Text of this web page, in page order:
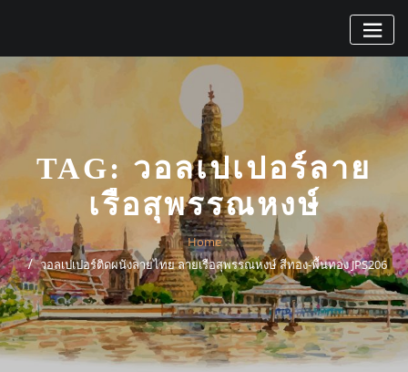
TAG: วอลเปเปอร์ลาย
เรือสุพรรณหงษ์
Home
วอลเปเปอร์ติดผนังลายไทย ลายเรือสุพรรณหงษ์ สีทอง-พื้นทอง JPS206